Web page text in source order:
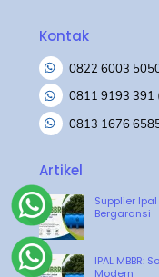
Kontak
0822 6003
0811 9193 391
0813 1676
Artikel
Supplier
Bergaransi
IPAL MBBR:
Modern